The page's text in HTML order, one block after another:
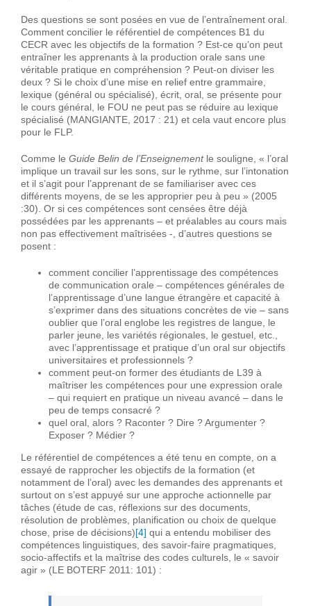
Des questions se sont posées en vue de l’entraînement oral.
Comment concilier le référentiel de compétences B1 du
CECR avec les objectifs de la formation ? Est-ce qu’on peut
entraîner les apprenants à la production orale sans une
véritable pratique en compréhension ? Peut-on diviser les
deux ? Si le choix d’une mise en relief entre grammaire,
lexique (général ou spécialisé), écrit, oral, se présente pour
le cours général, le FOU ne peut pas se réduire au lexique
spécialisé (MANGIANTE, 2017 : 21) et cela vaut encore plus
pour le FLP.
Comme le Guide Belin de l’Enseignementle souligne, « l’oral
implique un travail sur les sons, sur le rythme, sur l’intonation
et il s’agit pour l’apprenant de se familiariser avec ces
différents moyens, de se les approprier peu à peu » (2005
:30). Or si ces compétences sont censées être déjà
possédées par les apprenants – et préalables au cours mais
non pas effectivement maîtrisées -, d’autres questions se
posent :
comment concilier l’apprentissage des compétences
de communication orale – compétences générales de
l’apprentissage d’une langue étrangère et capacité à
s’exprimer dans des situations concrètes de vie – sans
oublier que l’oral englobe les registres de langue, le
parler jeune, les variétés régionales, le gestuel, etc.,
avec l’apprentissage et pratique d’un oral sur objectifs
universitaires et professionnels ?
comment peut-on former des étudiants de L39 à
maîtriser les compétences pour une expression orale
– qui requiert en pratique un niveau avancé – dans le
peu de temps consacré ?
quel oral, alors ? Raconter ? Dire ? Argumenter ?
Exposer ? Médier ?
Le référentiel de compétences a été tenu en compte, on a
essayé de rapprocher les objectifs de la formation (et
notamment de l’oral) avec les demandes des apprenants et
surtout on s’est appuyé sur une approche actionnelle par
tâches (étude de cas, réflexions sur des documents,
résolution de problèmes, planification ou choix de quelque
chose, prise de décisions)[4] qui a entendu mobiliser des
compétences linguistiques, des savoir-faire pragmatiques,
socio-affectifs et la maîtrise des codes culturels, le « savoir
agir » (LE BOTERF 2011: 101) :